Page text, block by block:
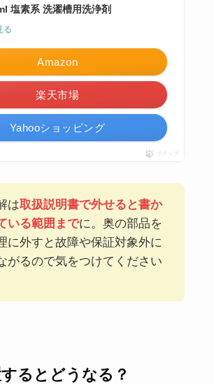
塩素系 洗濯槽用洗浄剤
る
Amazon
楽天市場
Yahooショッピング
ポチップ
は取扱説明書で外せると書か
いる範囲までに。奥の部品を
に外すと故障や保証対象外に
がるので気をつけてください
るとどうなる？